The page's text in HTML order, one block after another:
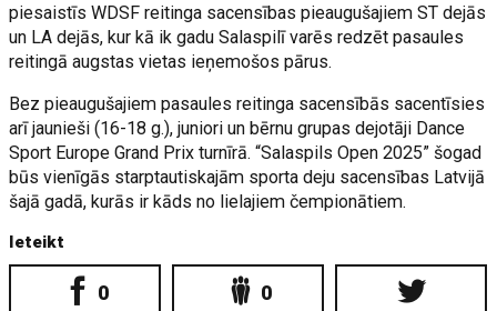
piesaistīs WDSF reitinga sacensības pieaugušajiem ST dejās
un LA dejās, kur kā ik gadu Salaspilī varēs redzēt pasaules
reitingā augstas vietas ieņemošos pārus.
Bez pieaugušajiem pasaules reitinga sacensībās sacentīsies
arī jaunieši (16-18 g.), juniori un bērnu grupas dejotāji Dance
Sport Europe Grand Prix turnīrā. “Salaspils Open 2025” šogad
būs vienīgās starptautiskajām sporta deju sacensības Latvijā
šajā gadā, kurās ir kāds no lielajiem čempionātiem.
Ieteikt
0 0